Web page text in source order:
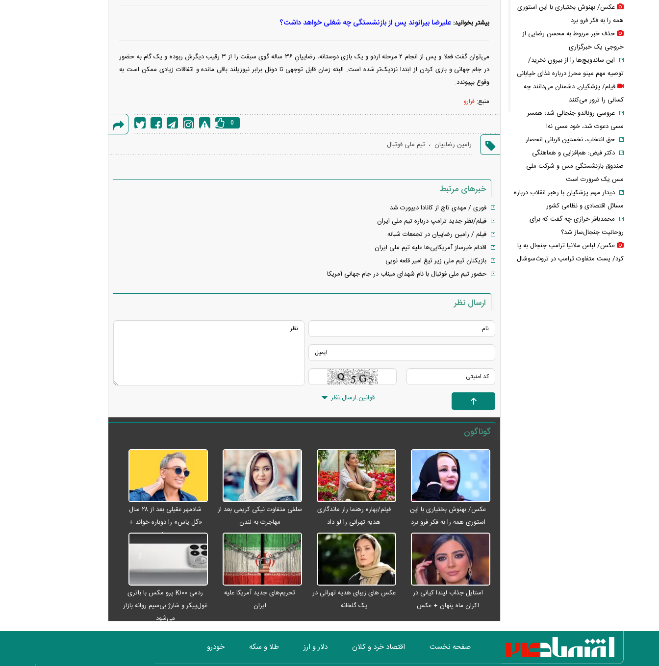
بیشتر بخوانید: علیرضا بیرانوند پس از بازنشستگی چه شغلی خواهد داشت؟
می‌توان گفت فعلا و پس از انجام ۲ مرحله اردو و یک بازی دوستانه، رضاییانِ ۳۶ ساله گوی سبقت را از ۳ رقیب دیگرش ربوده و یک گام به حضور
در جام جهانی و بازی کردن از ابتدا نزدیک‌تر شده است. البته زمان قابل توجهی تا دوئل برابر نیوزیلند باقی مانده و اتفاقات زیادی ممکن است به
وقوع بپیوندد.
منبع: فرارو
گزارش
0
رامین رضاییان ، تیم ملی فوتبال
خبرهای مرتبط
فوری / مهدی تاج از کانادا دیپورت شد
فیلم/نظر جدید ترامپ درباره تیم ملی ایران
فیلم / رامین رضاییان در تجمعات شبانه
اقدام خبرساز آمریکایی‌ها علیه تیم ملی ایران
بازیکنان تیم ملی زیر تیغ امیر قلعه نویی
حضور تیم‌ ملی فوتبال با نام شهدای میناب در جام جهانی آمریکا
ارسال نظر
قوانین ارسال نظر
گوناگون
عکس/ بهنوش بختیاری با این
استوری همه را به فکر فرو برد
فیلم/بهاره رهنما راز ماندگاری
هدیه تهرانی را لو داد
سلفی متفاوت نیکی کریمی بعد از
مهاجرت به لندن
شادمهر عقیلی بعد از ۲۸ سال
«گل یاس» را دوباره خواند +
ویدئو
استایل جذاب لیندا کیانی در
اکران ماه پنهان + عکس
عکس های زیبای هدیه تهرانی در
یک گلخانه
تحریم‌های جدید آمریکا علیه
ایران
ردمی K۱۰۰ پرو مکس با باتری
غول‌پیکر و شارژ بی‌سیم روانه بازار
می‌شود
عکس/ بهنوش بختیاری با این استوری
همه را به فکر فرو برد
حذف خبر مربوط به محسن رضایی از
خروجی یک خبرگزاری
این ساندویچ‌ها را از بیرون نخرید/
توصیه مهم مینو محرز درباره غذای خیابانی
فیلم/ پزشکیان: دشمنان می‌دانند چه
کسانی را ترور می‌کنند
عروسی رونالدو جنجالی شد؛ همسر
مسی دعوت شد، خود مسی نه!
حق انتخاب، نخستین قربانی انحصار
دکتر فیض: هم‌افزایی و هماهنگی
صندوق بازنشستگی مس و شرکت ملی
مس یک ضرورت است
دیدار مهم پزشکیان با رهبر انقلاب درباره
مسائل اقتصادی و نظامی کشور
محمدباقر خرازی چه گفت که برای
روحانیت جنجال‌ساز شد؟
عکس/ لباس ملانیا ترامپ جنجال به پا
کرد/ پست متفاوت ترامپ در تروث‌سوشال
سقوط تاریخی ذخایر نفت آمریکا؛ رکورد
درخواست جنجالی نقدعلی از قالیباف؛ از
صفحه نخست اقتصاد خرد و کلان دلار و ارز طلا و سکه خودرو